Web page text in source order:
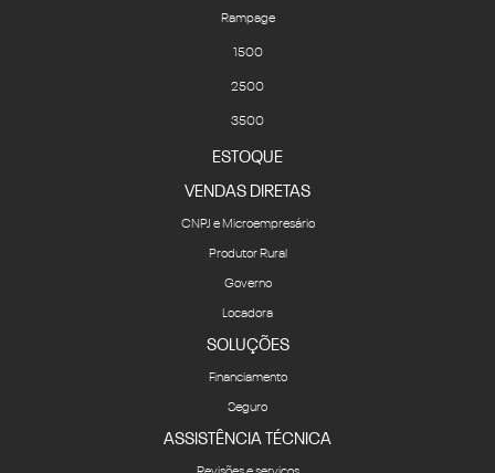
Rampage
1500
2500
3500
ESTOQUE
VENDAS DIRETAS
CNPJ e Microempresário
Produtor Rural
Governo
Locadora
SOLUÇÕES
Financiamento
Seguro
ASSISTÊNCIA TÉCNICA